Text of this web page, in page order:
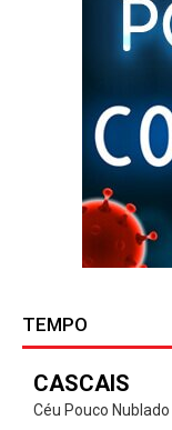
TEMPO
CASCAIS
Céu Pouco Nublado